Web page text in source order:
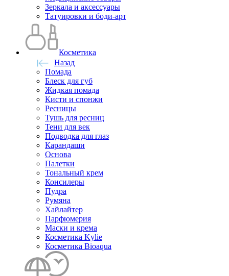
Зеркала и аксессуары
Татуировки и боди-арт
Косметика
Назад
Помада
Блеск для губ
Жидкая помада
Кисти и спонжи
Ресницы
Тушь для ресниц
Тени для век
Подводка для глаз
Карандаши
Основа
Палетки
Тональный крем
Консилеры
Пудра
Румяна
Хайлайтер
Парфюмерия
Маски и крема
Косметика Kylie
Косметика Bioaqua